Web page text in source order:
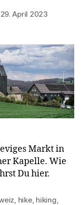
29. April 2023
Markt in
Kapelle. Wie
Du hier.
, hike, hiking,